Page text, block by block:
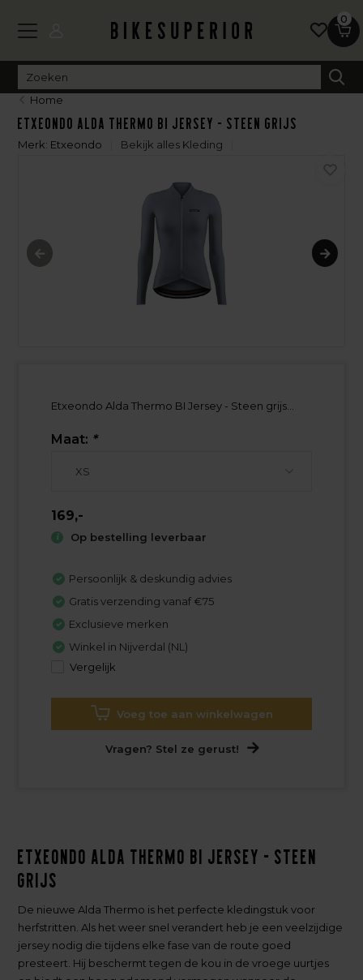
0
Home
Etxeondo Alda Thermo BI Jersey - Steen grijs
Merk: Etxeondo Bekijk alles Kleding
Etxeondo Alda Thermo BI Jersey - Steen grijs...
Maat: *
169,-
Op bestelling leverbaar
Persoonlijk & deskundig advies
Gratis verzending vanaf €75
Exclusieve merken
Winkel in Nijverdal (NL)
Vergelijk
Voeg toe aan winkelwagen
Vragen? Stel ze gerust!
Etxeondo Alda Thermo BI Jersey - Steen
grijs
De nieuwe Alda Thermo is het perfecte kledingstuk voor
herfstritten. Als het weer snel verandert heb je een veelzijdige
jersey nodig die tijdens elke fase van de route goed
presteert. Hij beschermt tegen de kou in de vroege uurtjes